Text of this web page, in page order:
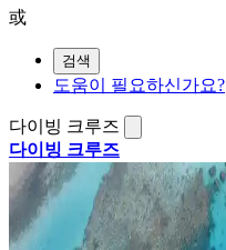
或
검색
도움이 필요하신가요?
다이빙 크루즈
다이빙 크루즈